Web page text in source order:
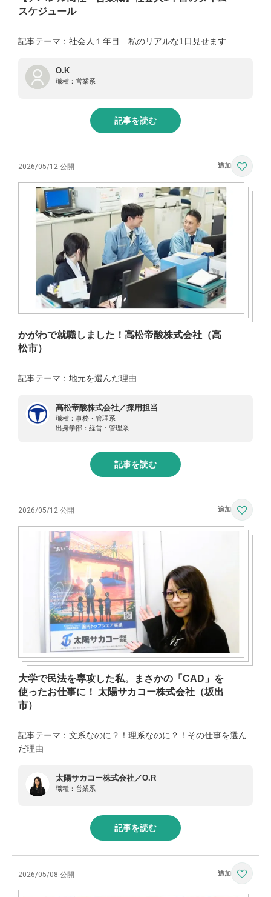
スケジュール
記事テーマ：社会人１年目 私のリアルな1日見せます
O.K
職種： 営業系
記事を読む
2026/05/12 公開
かがわで就職しました！高松帝酸株式会社（高
松市）
記事テーマ：地元を選んだ理由
高松帝酸株式会社／採用担当
職種： 事務・管理系
出身学部： 経営・管理系
記事を読む
2026/05/12 公開
大学で民法を専攻した私。まさかの「CAD」を
使ったお仕事に！ 太陽サカコー株式会社（坂出
市）
記事テーマ：文系なのに？！理系なのに？！その仕事を選ん
だ理由
太陽サカコー株式会社／O.R
職種： 営業系
記事を読む
2026/05/08 公開